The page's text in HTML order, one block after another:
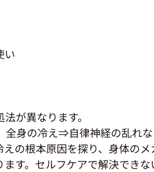
い
が異なります。
身の冷え⇒自律神経の乱れ
の根本原因を探り、身体の
す。セルフケアで解決でき